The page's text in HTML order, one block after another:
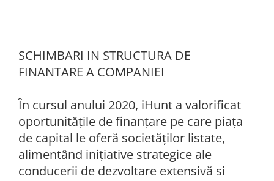
SCHIMBARI IN STRUCTURA DE
FINANTARE A COMPANIEI
În cursul anului 2020, iHunt a valorificat
oportunitățile de finanțare pe care piața
de capital le oferă societăților listate,
alimentând inițiative strategice ale
conducerii de dezvoltare extensivă si